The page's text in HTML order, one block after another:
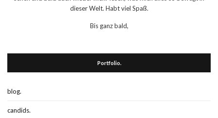
dieser Welt. Habt viel Spaß.
Bis ganz bald,
Portfolio.
blog.
candids.